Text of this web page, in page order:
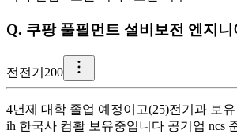
Q. 쿠팡 풀필먼트 설비보전 엔지니
전 전기200
4년제 대학 졸업 예정이고(25)전기과 보
ih 한국사 컴활 보유중입니다 공기업 ncs